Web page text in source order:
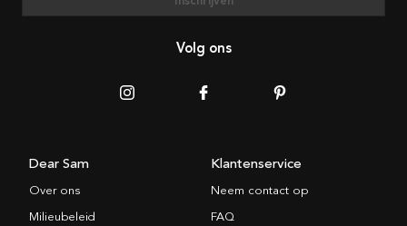
Volg ons
Dear Sam
Over ons
Milieubeleid
Klantenservice
Neem contact op
FAQ